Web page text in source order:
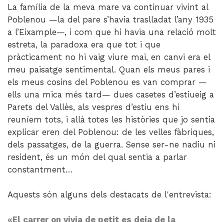
La família de la meva mare va continuar vivint al
Poblenou —la del pare s’havia traslladat l’any 1935
a l’Eixample—, i com que hi havia una relació molt
estreta, la paradoxa era que tot i que
pràcticament no hi vaig viure mai, en canvi era el
meu paisatge sentimental. Quan els meus pares i
els meus cosins del Poblenou es van comprar —
ells una mica més tard— dues casetes d’estiueig a
Parets del Vallès, als vespres d’estiu ens hi
reuníem tots, i allà totes les històries que jo sentia
explicar eren del Poblenou: de les velles fàbriques,
dels passatges, de la guerra. Sense ser-ne nadiu ni
resident, és un món del qual sentia a parlar
constantment…
Aquests són alguns dels destacats de l'entrevista:
«El carrer on vivia de petit es deia de la